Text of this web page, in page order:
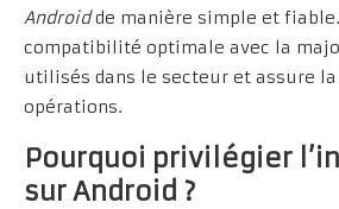
Androidde manière simple et
compatibilité optimale avec la
utilisés dans le secteur et assure
opérations.
Pourquoi privilégier
sur Android ?